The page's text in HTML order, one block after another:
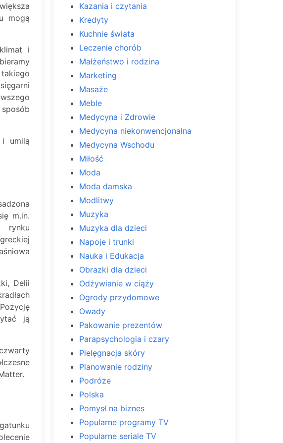
mogą
i
i umilą
m.in.
rynku
Delii
ją
Kazania i czytania
Kredyty
Kuchnie świata
Leczenie chorób
Małżeństwo i rodzina
Marketing
Masaże
Meble
Medycyna i Zdrowie
Medycyna niekonwencjonalna
Medycyna Wschodu
Miłość
Moda
Moda damska
Modlitwy
Muzyka
Muzyka dla dzieci
Napoje i trunki
Nauka i Edukacja
Obrazki dla dzieci
Odżywianie w ciąży
Ogrody przydomowe
Owady
Pakowanie prezentów
Parapsychologia i czary
Pielęgnacja skóry
Planowanie rodziny
Podróże
Polska
Pomysł na biznes
Popularne programy TV
Popularne seriale TV